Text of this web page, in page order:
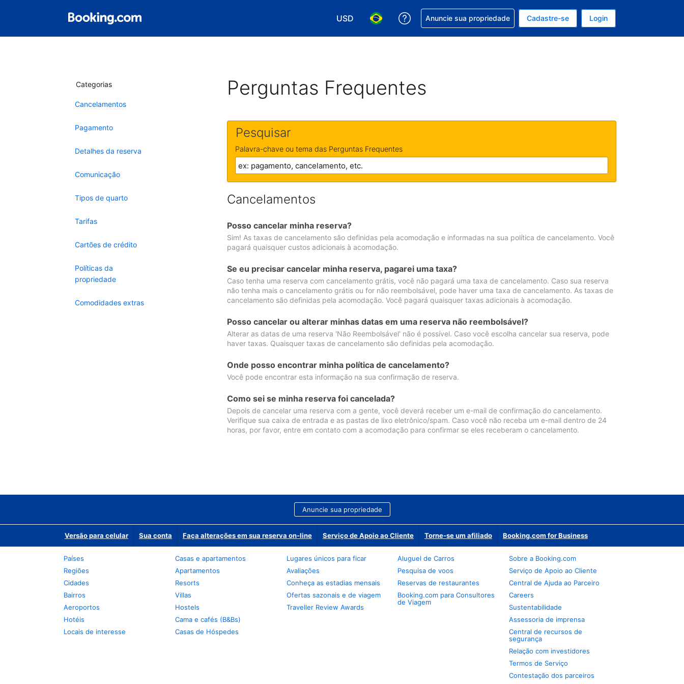
USD
Escolha sua moeda. Atualmente, sua moeda é: Dólar americano
Escolha seu idioma. Atualmente, seu idioma é: Português (Brasil)
Receber ajuda com sua reserva
Anuncie sua propriedade Cadastre-se Login
Categorias
Cancelamentos
Pagamento
Detalhes da reserva
Comunicação
Tipos de quarto
Tarifas
Cartões de crédito
Políticas da
propriedade
Comodidades extras
Perguntas Frequentes
Pesquisar
Palavra-chave ou tema das Perguntas Frequentes
Cancelamentos
Posso cancelar minha reserva?
Sim! As taxas de cancelamento são definidas pela acomodação e informadas na sua política de cancelamento. Você
pagará quaisquer custos adicionais à acomodação.
Se eu precisar cancelar minha reserva, pagarei uma taxa?
Caso tenha uma reserva com cancelamento grátis, você não pagará uma taxa de cancelamento. Caso sua reserva
não tenha mais o cancelamento grátis ou for não reembolsável, pode haver uma taxa de cancelamento. As taxas de
cancelamento são definidas pela acomodação. Você pagará quaisquer taxas adicionais à acomodação.
Posso cancelar ou alterar minhas datas em uma reserva não reembolsável?
Alterar as datas de uma reserva 'Não Reembolsável' não é possível. Caso você escolha cancelar sua reserva, pode
haver taxas. Quaisquer taxas de cancelamento são definidas pela acomodação.
Onde posso encontrar minha política de cancelamento?
Você pode encontrar esta informação na sua confirmação de reserva.
Como sei se minha reserva foi cancelada?
Depois de cancelar uma reserva com a gente, você deverá receber um e-mail de confirmação do cancelamento.
Verifique sua caixa de entrada e as pastas de lixo eletrônico/spam. Caso você não receba um e-mail dentro de 24
horas, por favor, entre em contato com a acomodação para confirmar se eles receberam o cancelamento.
Anuncie sua propriedade
Versão para celular Sua conta Faça alterações em sua reserva on-line Serviço de Apoio ao Cliente Torne-se um afiliado Booking.com for Business
Países
Regiões
Cidades
Bairros
Aeroportos
Hotéis
Locais de interesse
Casas e apartamentos
Apartamentos
Resorts
Villas
Hostels
Cama e cafés (B&Bs)
Casas de Hóspedes
Lugares únicos para ficar
Avaliações
Conheça as estadias mensais
Ofertas sazonais e de viagem
Traveller Review Awards
Aluguel de Carros
Pesquisa de voos
Reservas de restaurantes
Booking.com para Consultores
de Viagem
Sobre a Booking.com
Serviço de Apoio ao Cliente
Central de Ajuda ao Parceiro
Careers
Sustentabilidade
Assessoria de imprensa
Central de recursos de
segurança
Relação com investidores
Termos de Serviço
Contestação dos parceiros